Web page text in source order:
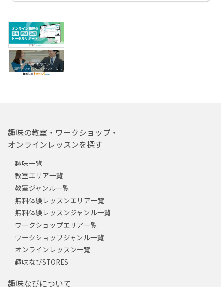
趣味の教室・ワークショップ・
オンラインレッスンを探す
趣味一覧
教室エリア一覧
教室ジャンル一覧
無料体験レッスンエリア一覧
無料体験レッスンジャンル一覧
ワークショップエリア一覧
ワークショップジャンル一覧
オンラインレッスン一覧
趣味なびSTORES
趣味なびについて